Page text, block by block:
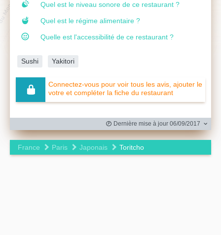
Quel est le niveau sonore de ce restaurant ?
Quel est le régime alimentaire ?
Quelle est l'accessibilité de ce restaurant ?
Sushi Yakitori
Connectez-vous pour voir tous les avis, ajouter le
votre et compléter la fiche du restaurant
Dernière mise à jour 06/09/2017
France Paris Japonais Toritcho